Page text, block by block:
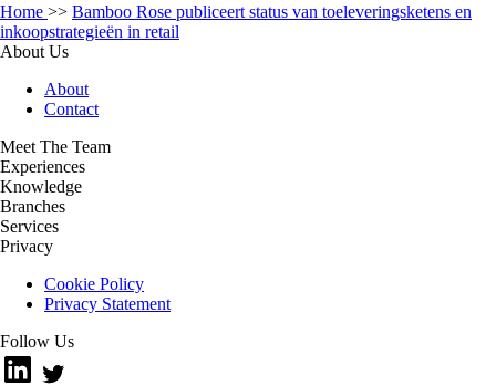
Home >> Bamboo Rose publiceert status van toeleveringsketens en
inkoopstrategieën in retail
About Us
About
Contact
Meet The Team
Experiences
Knowledge
Branches
Services
Privacy
Cookie Policy
Privacy Statement
Follow Us